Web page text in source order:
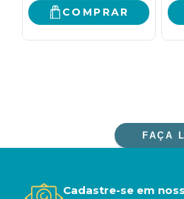
necessidades e
votivas
COMPRAR
FAÇA
Cadastre-se em